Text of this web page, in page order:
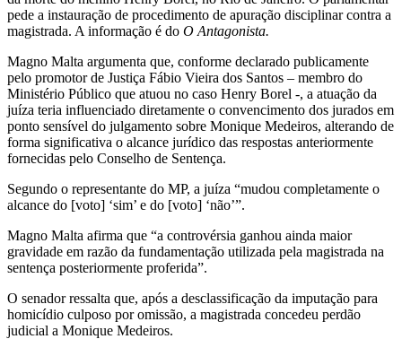
pede a instauração de procedimento de apuração disciplinar contra a
magistrada. A informação é do O Antagonista.
Magno Malta argumenta que, conforme declarado publicamente
pelo promotor de Justiça Fábio Vieira dos Santos – membro do
Ministério Público que atuou no caso Henry Borel -, a atuação da
juíza teria influenciado diretamente o convencimento dos jurados em
ponto sensível do julgamento sobre Monique Medeiros, alterando de
forma significativa o alcance jurídico das respostas anteriormente
fornecidas pelo Conselho de Sentença.
Segundo o representante do MP, a juíza “mudou completamente o
alcance do [voto] ‘sim’ e do [voto] ‘não’”.
Magno Malta afirma que “a controvérsia ganhou ainda maior
gravidade em razão da fundamentação utilizada pela magistrada na
sentença posteriormente proferida”.
O senador ressalta que, após a desclassificação da imputação para
homicídio culposo por omissão, a magistrada concedeu perdão
judicial a Monique Medeiros.